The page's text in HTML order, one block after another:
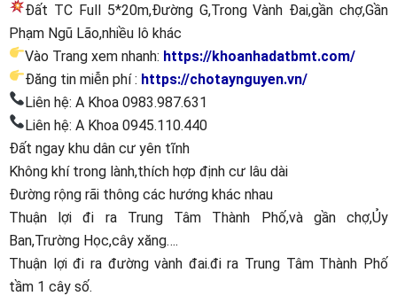
Đất TC Full 5*20m,Đường G,Trong Vành Đai,gần chợ,Gần
Phạm Ngũ Lão,nhiều lô khác
Vào Trang xem nhanh: https://khoanhadatbmt.com/
Đăng tin miễn phí : https://chotaynguyen.vn/
Liên hệ: A Khoa 0983.987.631
Liên hệ: A Khoa 0945.110.440
Đất ngay khu dân cư yên tĩnh
Không khí trong lành,thích hợp định cư lâu dài
Đường rộng rãi thông các hướng khác nhau
Thuận lợi đi ra Trung Tâm Thành Phố,và gần chợ,Ủy
Ban,Trường Học,cây xăng….
Thuận lợi đi ra đường vành đai.đi ra Trung Tâm Thành Phố
tầm 1 cây số.